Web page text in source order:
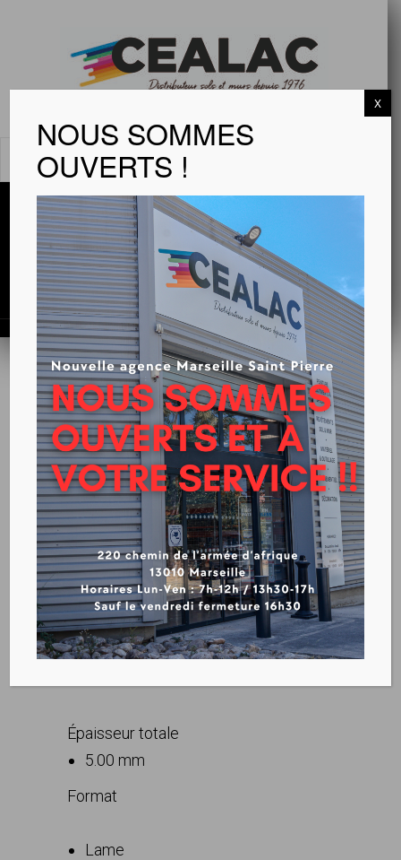
MENU
GERFLOR – CREATION 70
CLIC
VOIR LA FICHE TECHIQUE
Épaisseur totale
5.00 mm
Format
Lame
NOUS SOMMES
OUVERTS !
X